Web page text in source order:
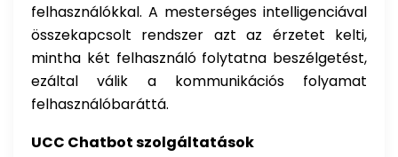
felhasználókkal. A mesterséges intelligenciával
összekapcsolt rendszer azt az érzetet kelti,
mintha két felhasználó folytatna beszélgetést,
ezáltal válik a kommunikációs folyamat
felhasználóbaráttá.
UCC Chatbot szolgáltatások